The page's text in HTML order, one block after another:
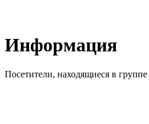
Информация
Посетители, находящиеся в группе